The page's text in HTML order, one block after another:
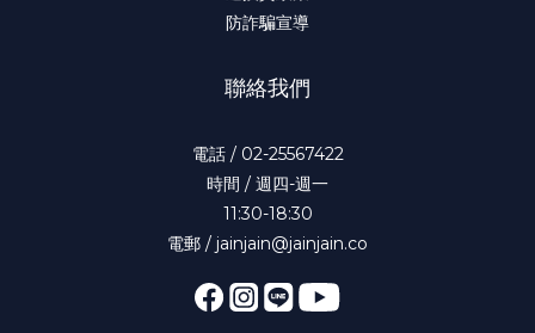
防詐騙宣導
聯絡我們
電話 / 02-25567422
時間 / 週四-週一
11:30-18:30
電郵 / jainjain@jainjain.co